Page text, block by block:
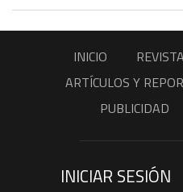
INICIO REVISTA
ARTÍCULOS Y
PUBLICIDAD
INICIAR SESIÓN